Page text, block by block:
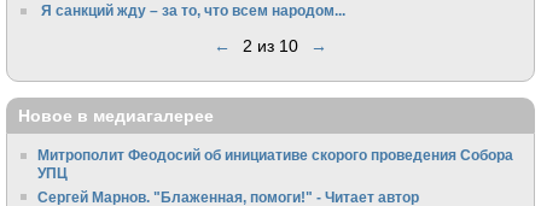
Я санкций жду – за то, что всем народом...
← 2 из 10 →
Новое в медиагалерее
Митрополит Феодосий об инициативе скорого проведения Собора
УПЦ
Сергей Марнов. "Блаженная, помоги!" - Читает автор